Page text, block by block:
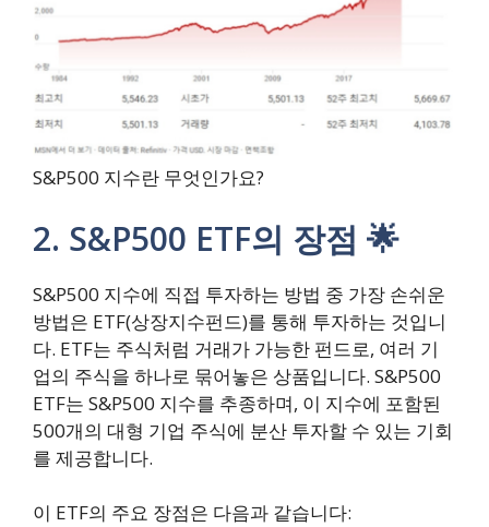
S&P500 지수란 무엇인가요?
2. S&P500 ETF의 장점 🌟
S&P500 지수에 직접 투자하는 방법 중 가장 손쉬운
방법은 ETF(상장지수펀드)를 통해 투자하는 것입니
다. ETF는 주식처럼 거래가 가능한 펀드로, 여러 기
업의 주식을 하나로 묶어놓은 상품입니다. S&P500
ETF는 S&P500 지수를 추종하며, 이 지수에 포함된
500개의 대형 기업 주식에 분산 투자할 수 있는 기회
를 제공합니다.
이 ETF의 주요 장점은 다음과 같습니다: